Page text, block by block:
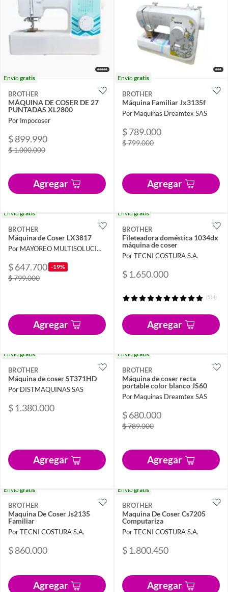
Envíogratis
BROTHER
MÁQUINA DE COSER DE 27
PUNTADAS XL2800
Por Impocoser
$ 899.990
$ 1.000.000
Agregar
Envíogratis
BROTHER
Máquina Familiar Jx3135f
Por Maquinas Dreamtex SAS
$ 789.000
$ 799.000
Agregar
Envíogratis
BROTHER
Máquina de Coser LX3817
Por MAYOREO MULTISOLUCIONES
$ 647.700 -19%
$ 799.000
Agregar
Envíogratis
BROTHER
Fileteadora doméstica 1034dx
máquina de coser
Por TECNI COSTURA S.A.
$ 1.650.000
(514)
Agregar
Envíogratis
BROTHER
Máquina de coser ST371HD
Por DISTMAQUINAS SAS
$ 1.380.000
Agregar
Envíogratis
BROTHER
Máquina de coser recta
portable color blanco JS60
Por Maquinas Dreamtex SAS
$ 680.000
$ 789.000
Agregar
Envíogratis
BROTHER
Maquina De Coser Js2135
Familiar
Por TECNI COSTURA S.A.
$ 860.000
Agregar
Envíogratis
BROTHER
Maquina De Coser Cs7205
Computariza
Por TECNI COSTURA S.A.
$ 1.800.450
Agregar